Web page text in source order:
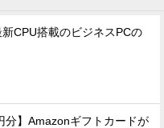
CPU搭載のビジネスPCの
分】Amazonギフトカードが